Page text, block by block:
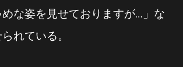
な姿を見せておりますが…」な
れている。